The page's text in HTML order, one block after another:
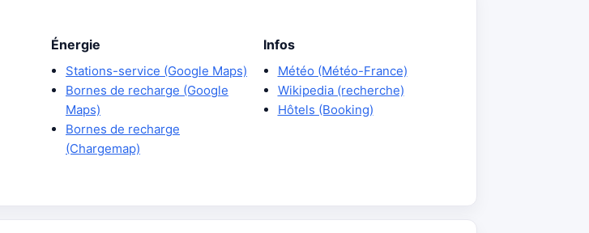
Énergie
Stations-service (Google Maps)
Bornes de recharge (Google
Maps)
Bornes de recharge
(Chargemap)
Infos
Météo (Météo-France)
Wikipedia (recherche)
Hôtels (Booking)